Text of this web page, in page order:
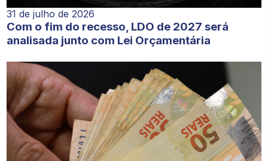
31 de julho de 2026
Com o fim do recesso, LDO de 2027 será
analisada junto com Lei Orçamentária